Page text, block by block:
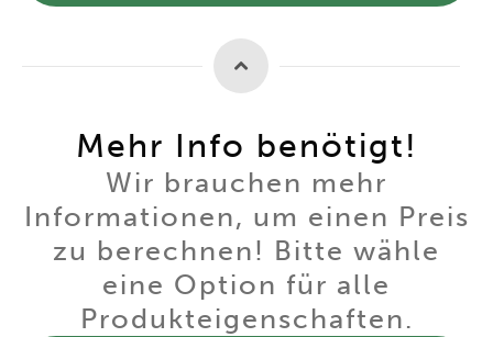
Mehr Info benötigt!
Wir brauchen mehr
Informationen, um einen Preis
zu berechnen! Bitte wähle
eine Option für alle
Produkteigenschaften.